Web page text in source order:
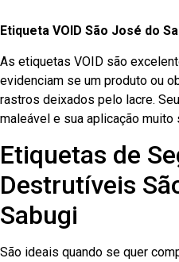
Etiqueta VOID São José do
As etiquetas VOID são
evidenciam se um produto ou
rastros deixados pelo lacre.
maleável e sua aplicação muito
Etiquetas de
Destrutíveis
Sabugi
São ideais quando se quer